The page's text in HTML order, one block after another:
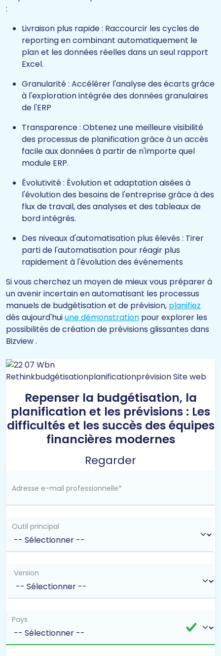
:
Livraison plus rapide : Raccourcir les cycles de
reporting en combinant automatiquement le
plan et les données réelles dans un seul rapport
Excel.
Granularité : Accélérer l'analyse des écarts grâce
à l'exploration intégrée des données granulaires
de l'ERP
Transparence : Obtenez une meilleure visibilité
des processus de planification grâce à un accès
facile aux données à partir de n'importe quel
module ERP.
Évolutivité : Évolution et adaptation aisées à
l'évolution des besoins de l'entreprise grâce à des
flux de travail, des analyses et des tableaux de
bord intégrés.
Des niveaux d'automatisation plus élevés : Tirer
parti de l'automatisation pour réagir plus
rapidement à l'évolution des événements
Si vous cherchez un moyen de mieux vous préparer à
un avenir incertain en automatisant les processus
manuels de budgétisation et de prévision, planifiez
dès aujourd'huiune démonstration pour explorer les
possibilités de création de prévisions glissantes dans
Bizview .
Repenser la budgétisation, la
planification et les prévisions : Les
difficultés et les succès des équipes
financières modernes
Regarder
Adresse e-mail professionnelle*
Outil principal
Version
Pays